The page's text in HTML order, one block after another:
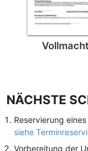
Vollmacht
NÄCHSTE
Reservierung
siehe
Vorbereitung der